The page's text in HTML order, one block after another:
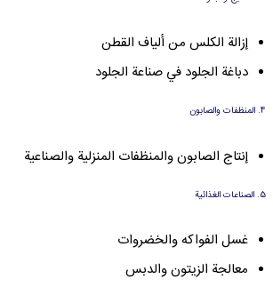
إزالة الكلس من ألياف القطن
دباغة الجلود في صناعة الجلود
4. المنظفات والصابون
إنتاج الصابون والمنظفات المنزلية والصناعية
5. الصناعات الغذائية
غسل الفواكه والخضروات
معالجة الزيتون والدبس